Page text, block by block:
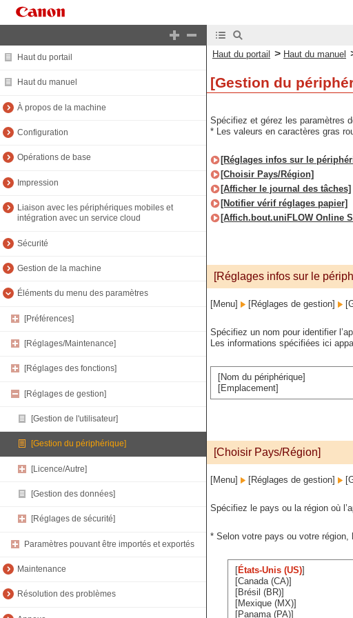
Haut du portail
Haut du manuel
À propos de la machine
Configuration
Opérations de base
Impression
Liaison avec les périphériques mobiles et
intégration avec un service cloud
Sécurité
Gestion de la machine
Éléments du menu des paramètres
[Préférences]
[Réglages/Maintenance]
[Réglages des fonctions]
[Réglages de gestion]
[Gestion de l'utilisateur]
[Gestion du périphérique]
[Licence/Autre]
[Gestion des données]
[Réglages de sécurité]
Paramètres pouvant être importés et exportés
Maintenance
Résolution des problèmes
Haut du portail > Haut du manuel
[Gestion du
Spécifiez et gérez les paramètres
* Les valeurs en caractères gras
[Réglages infos sur le
[Choisir Pays/Région]
[Afficher le journal des tâches]
[Notifier vérif réglages papier]
[Affich.bout.uniFLOW Online
[Réglages infos sur le
[Menu] [Réglages de gestion]
Spécifiez un nom pour identifier
Les informations spécifiées ici
[Nom du périphérique]
[Emplacement]
[Choisir Pays/Région]
[Menu] [Réglages de gestion]
Spécifiez le pays ou la région où
* Selon votre pays ou votre
[États-Unis (US)]
[Canada (CA)]
[Brésil (BR)]
[Mexique (MX)]
[Panama (PA)]